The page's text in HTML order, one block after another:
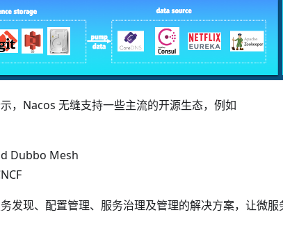
，Nacos 无缝支持一些主流的开源生态，例如
Dubbo Mesh
发现、配置管理、服务治理及管理的解决方案，让微